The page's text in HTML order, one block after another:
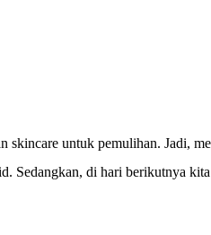
skincare untuk pemulihan. Jadi,
Sedangkan, di hari berikutnya